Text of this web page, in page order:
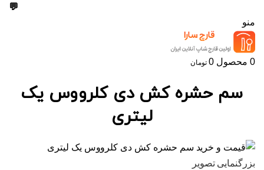
💬
منو
0 محصول 0 تومان
سم حشره کش دی کلرووس یک
لیتری
بزرگنمایی تصویر